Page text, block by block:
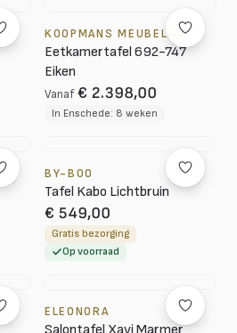
KOOPMANS MEUBELEN
Eetkamertafel 692-747
Eiken
Vanaf € 2.398,00
In Enschede: 8 weken
BY-BOO
Tafel Kabo Lichtbruin
€ 549,00
Gratis bezorging
Op voorraad
ELEONORA